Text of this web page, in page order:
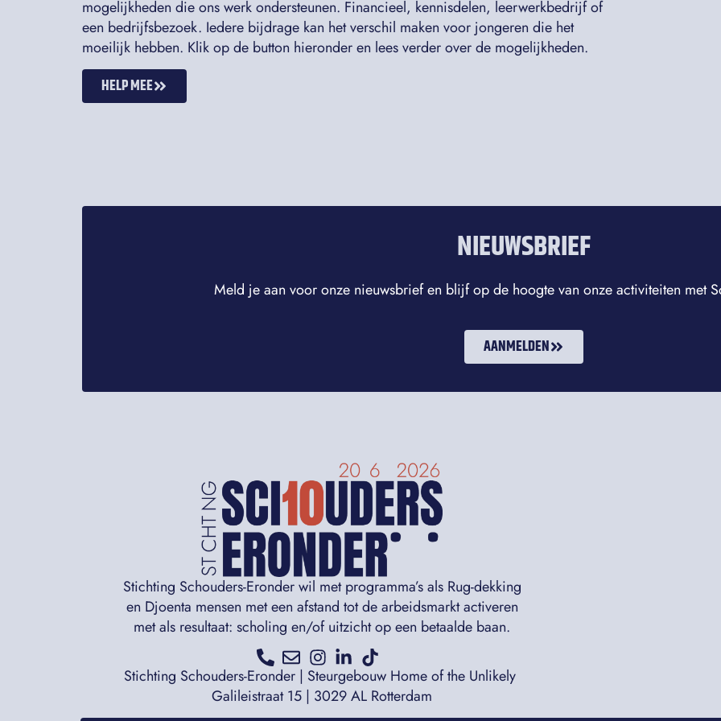
mogelijkheden die ons werk ondersteunen. Financieel, kennisdelen, leerwerkbedrijf of
een bedrijfsbezoek. Iedere bijdrage kan het verschil maken voor jongeren die het
moeilijk hebben. Klik op de button hieronder en lees verder over de mogelijkheden.
HELP MEE
NIEUWSBRIEF
Meld je aan voor onze nieuwsbrief en blijf op de hoogte van onze activiteiten met
AANMELDEN
Stichting Schouders-Eronder wil met programma’s als Rug-dekking
en Djoenta mensen met een afstand tot de arbeidsmarkt activeren
met als resultaat: scholing en/of uitzicht op een betaalde baan.
Stichting Schouders-Eronder | Steurgebouw Home of the Unlikely
Galileistraat 15 | 3029 AL Rotterdam